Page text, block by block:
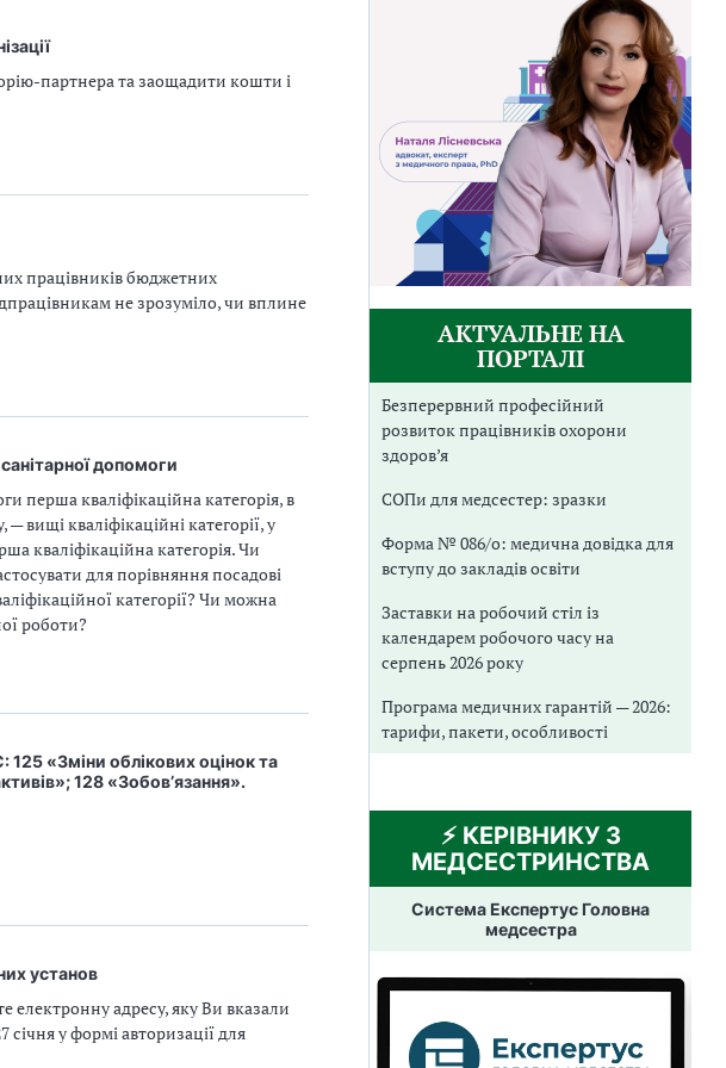
партнера та заощадити кошти і
працівників бюджетних
не зрозуміло, чи вплине
допомоги
перша кваліфікаційна категорія, в
вищі кваліфікаційні категорії, у
кваліфікаційна категорія. Чи
для порівняння посадові
категорії? Чи можна
роботи?
«Зміни облікових оцінок та
128 «Зобов’язання».
установ
електронну адресу, яку Ви вказали
січня у формі авторизації для
АКТУАЛЬНЕ НА
ПОРТАЛІ
Безперервний професійний
розвиток працівників охорони
здоров’я
СОПи для медсестер: зразки
Форма № 086/о: медична довідка для
вступу до закладів освіти
Заставки на робочий стіл із
календарем робочого часу на
серпень 2026 року
Програма медичних гарантій — 2026:
тарифи, пакети, особливості
⚡️ КЕРІВНИКУ З
МЕДСЕСТРИНСТВА
Система Експертус Головна
медсестра